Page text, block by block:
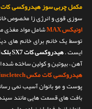
مکمل چربی سوز هیدروکسی کات اس ایکس 7 بلک
سوزی قوی و انرژی زا مخصوص
اونیکس MAX
شامل مواد مغذی
توسط یک خانم برای خانم های
ایست .هیدروکسی کات SX7 بلک اونیکس مکس
آهن ، بیوتین و کولین ساخته
هیدروکسی کات مکس Muscletech
پوست و مو بانوان آسیب نمی
بافت های قسمت هایی مانند